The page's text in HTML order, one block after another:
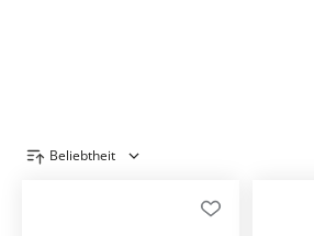
Beliebtheit